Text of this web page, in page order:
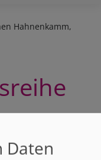
Hahnenkamm,
Daten